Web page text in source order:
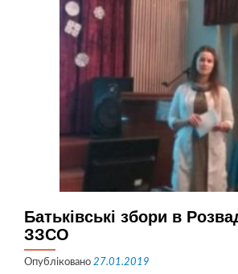
Батьківські збори в
ЗЗСО
Опубліковано 27.01.2019